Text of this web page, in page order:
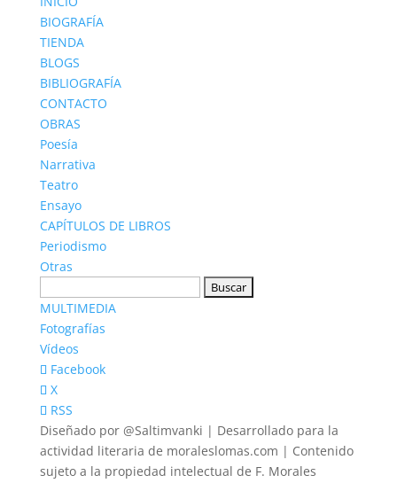
BIOGRAFÍA
TIENDA
BLOGS
BIBLIOGRAFÍA
CONTACTO
OBRAS
Poesía
Narrativa
Teatro
Ensayo
CAPÍTULOS DE LIBROS
Periodismo
Otras
MULTIMEDIA
Fotografías
Vídeos
Facebook
X
RSS
Diseñado por @Saltimvanki | Desarrollado para la
actividad literaria de moraleslomas.com | Contenido
sujeto a la propiedad intelectual de F. Morales